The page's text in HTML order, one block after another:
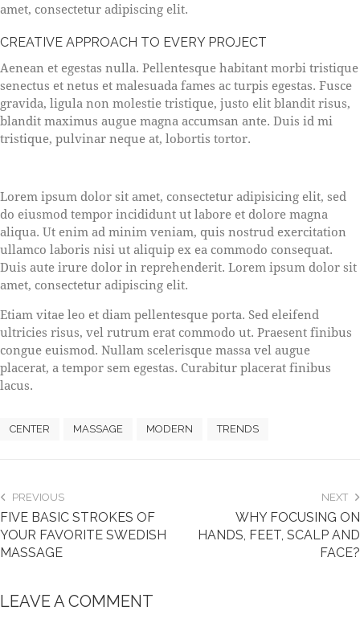
amet, consectetur adipiscing elit.
CREATIVE APPROACH TO EVERY PROJECT
Aenean et egestas nulla. Pellentesque habitant morbi tristique
senectus et netus et malesuada fames ac turpis egestas. Fusce
gravida, ligula non molestie tristique, justo elit blandit risus,
blandit maximus augue magna accumsan ante. Duis id mi
tristique, pulvinar neque at, lobortis tortor.
t
e
t
c
l
i
a
k
a
d
b
Lorem ipsum dolor sit amet, consectetur adipisicing elit, sed
do eiusmod tempor incididunt ut labore et dolore magna
aliqua. Ut enim ad minim veniam, quis nostrud exercitation
ullamco laboris nisi ut aliquip ex ea commodo consequat.
Duis aute irure dolor in reprehenderit. Lorem ipsum dolor sit
amet, consectetur adipiscing elit.
Etiam vitae leo et diam pellentesque porta. Sed eleifend
ultricies risus, vel rutrum erat commodo ut. Praesent finibus
congue euismod. Nullam scelerisque massa vel augue
placerat, a tempor sem egestas. Curabitur placerat finibus
lacus.
CENTER MASSAGE MODERN TRENDS
PREVIOUS
FIVE BASIC STROKES OF
YOUR FAVORITE SWEDISH
MASSAGE
NEXT
WHY FOCUSING ON
HANDS, FEET, SCALP AND
FACE?
LEAVE A COMMENT